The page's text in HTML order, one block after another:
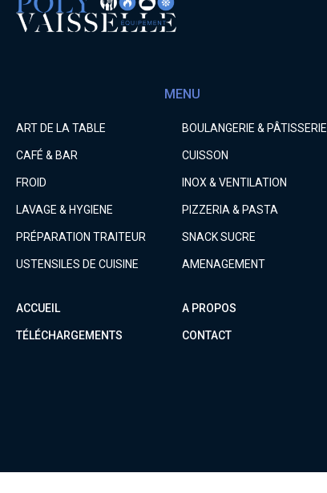
MENU
ART DE LA TABLE BOULANGERIE & PÂTISSERIE
CAFÉ & BAR CUISSON
FROID INOX & VENTILATION
LAVAGE & HYGIENE PIZZERIA & PASTA
PRÉPARATION TRAITEUR SNACK SUCRE
USTENSILES DE CUISINE AMENAGEMENT
ACCUEIL A PROPOS
TÉLÉCHARGEMENTS CONTACT